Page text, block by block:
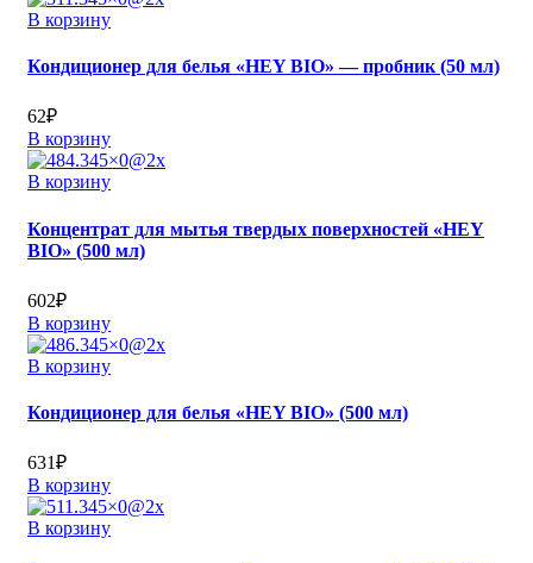
В корзину
Кондиционер для белья «HEY BIO» — пробник (50 мл)
62₽
В корзину
В корзину
Концентрат для мытья твердых поверхностей «HEY
BIO» (500 мл)
602₽
В корзину
В корзину
Кондиционер для белья «HEY BIO» (500 мл)
631₽
В корзину
В корзину